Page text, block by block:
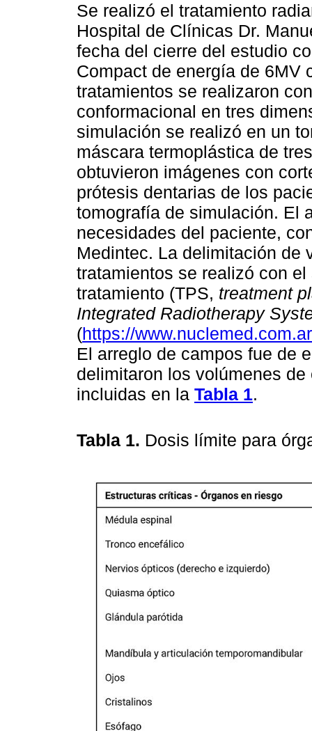
Se realizó el tratamiento
Hospital de Clínicas Dr.
fecha del cierre del estudio
Compact de energía de 6MV
tratamientos se realizaron
conformacional en tres
simulación se realizó en un
máscara termoplástica de
obtuvieron imágenes con
prótesis dentarias de los
tomografía de simulación. El
necesidades del paciente,
Medintec. La delimitación de
tratamientos se realizó con
tratamiento (TPS, treatment
Integrated Radiotherapy
(https://
El arreglo de campos fue de
delimitaron los volúmenes
incluidas en la Tabla 1.
Tabla 1. Dosis límite para